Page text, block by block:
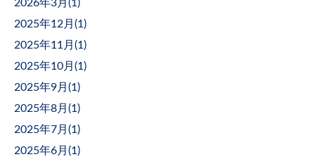
2026年3月(1 )
2025年12月(1 )
2025年11月(1 )
2025年10月(1 )
2025年9月(1 )
2025年8月(1 )
2025年7月(1 )
2025年6月(1 )